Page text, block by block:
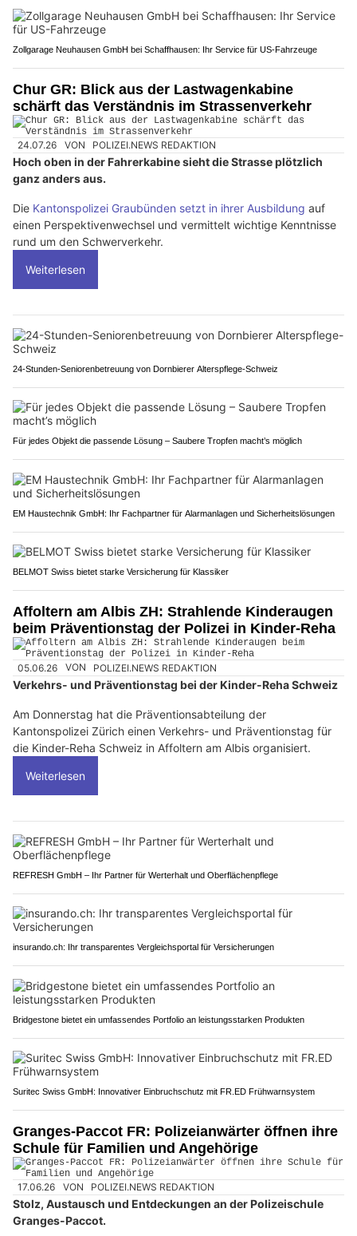
Zollgarage Neuhausen GmbH bei Schaffhausen: Ihr Service für US-Fahrzeuge
Chur GR: Blick aus der Lastwagenkabine
schärft das Verständnis im Strassenverkehr
24.07.26 VON POLIZEI.NEWS REDAKTION
Hoch oben in der Fahrerkabine sieht die Strasse plötzlich
ganz anders aus.
Die Kantonspolizei Graubünden setzt in ihrer Ausbildung auf
einen Perspektivenwechsel und vermittelt wichtige Kenntnisse
rund um den Schwerverkehr.
Weiterlesen
24-Stunden-Seniorenbetreuung von Dornbierer Alterspflege-Schweiz
Für jedes Objekt die passende Lösung – Saubere Tropfen macht’s möglich
EM Haustechnik GmbH: Ihr Fachpartner für Alarmanlagen und Sicherheitslösungen
BELMOT Swiss bietet starke Versicherung für Klassiker
Affoltern am Albis ZH: Strahlende Kinderaugen
beim Präventionstag der Polizei in Kinder-Reha
05.06.26 VON POLIZEI.NEWS REDAKTION
Verkehrs- und Präventionstag bei der Kinder-Reha Schweiz
Am Donnerstag hat die Präventionsabteilung der
Kantonspolizei Zürich einen Verkehrs- und Präventionstag für
die Kinder-Reha Schweiz in Affoltern am Albis organisiert.
Weiterlesen
REFRESH GmbH – Ihr Partner für Werterhalt und Oberflächenpflege
insurando.ch: Ihr transparentes Vergleichsportal für Versicherungen
Bridgestone bietet ein umfassendes Portfolio an leistungsstarken Produkten
Suritec Swiss GmbH: Innovativer Einbruchschutz mit FR.ED Frühwarnsystem
Granges-Paccot FR: Polizeianwärter öffnen ihre
Schule für Familien und Angehörige
17.06.26 VON POLIZEI.NEWS REDAKTION
Stolz, Austausch und Entdeckungen an der Polizeischule
Granges-Paccot.